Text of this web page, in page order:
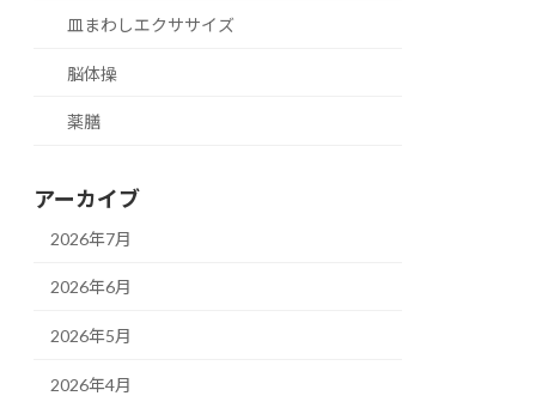
皿まわしエクササイズ
脳体操
薬膳
アーカイブ
2026年7月
2026年6月
2026年5月
2026年4月